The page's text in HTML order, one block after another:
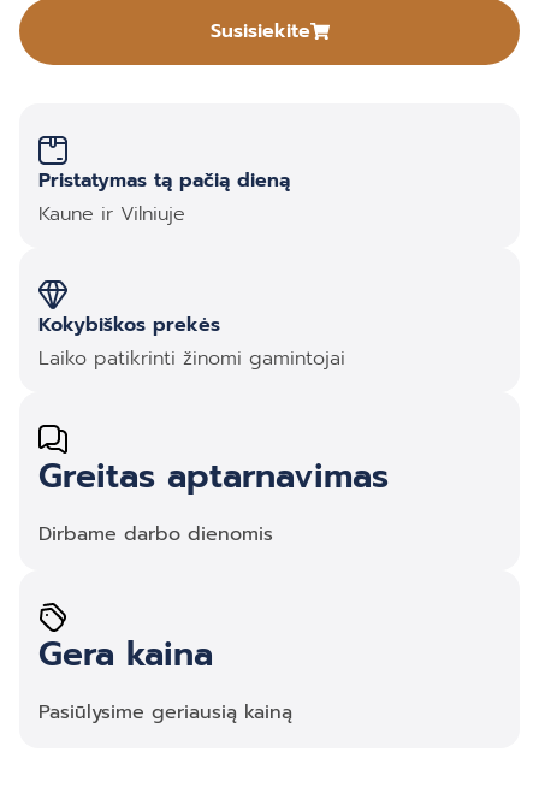
Susisiekite
Pristatymas tą pačią dieną
Kaune ir Vilniuje
Kokybiškos prekės
Laiko patikrinti žinomi gamintojai
Greitas aptarnavimas
Dirbame darbo dienomis
Gera kaina
Pasiūlysime geriausią kainą